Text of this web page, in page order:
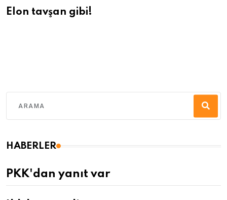
Elon tavşan gibi!
HABERLER
PKK'dan yanıt var